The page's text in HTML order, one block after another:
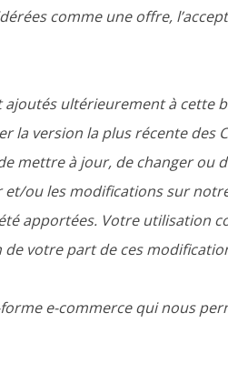
comme une offre,
ultérieurement à cette
la version la plus récente des
mettre à jour, de changer ou
ou les modifications sur
apportées. Votre utilisation
votre part de ces
e-commerce qui nous